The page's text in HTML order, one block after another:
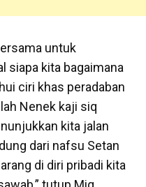
untuk
siapa kita bagaimana
ciri khas peradaban
Nenek kaji siq
kita jalan
dari nafsu Setan
di diri pribadi kita